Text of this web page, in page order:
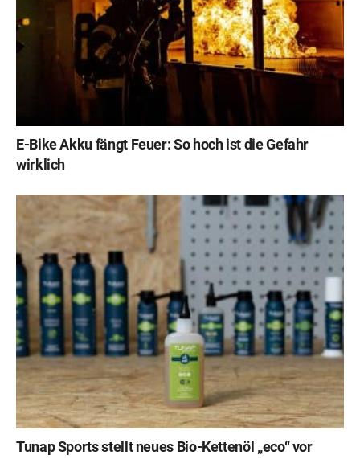
E-Bike Akku fängt Feuer: So hoch ist die Gefahr
wirklich
Tunap Sports stellt neues Bio-Kettenöl „eco“ vor